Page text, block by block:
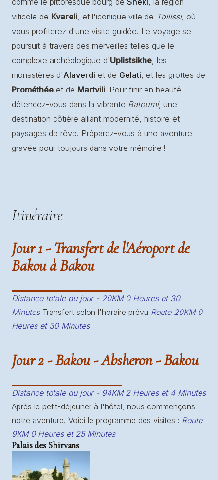
comme le pittoresque bourg de Sheki, la région
viticole de Kvareli, et l'iconique ville de Tbilissi, où
vous profiterez d'une visite guidée. Le voyage se
poursuit à travers des merveilles telles que le
complexe archéologique d'Uplistsikhe, les
monastères d'Alaverdi et de Gelati, et les grottes de
Prométhée et de Martvili. Pour finir en beauté,
détendez-vous dans la vibrante Batoumi, une
destination côtière alliant modernité, histoire et
paysages de rêve. Préparez-vous à une aventure
gravée pour toujours dans votre mémoire !
Itinéraire
Jour 1 - Transfert de l'Aéroport de
Bakou à Bakou
Distance totale du jour - 20KM 0 Heures et 30
MinutesTransfert selon l'horaire prévu Route 20KM 0
Heures et 30 Minutes
Jour 2 - Bakou - Absheron - Bakou
Distance totale du jour - 94KM 2 Heures et 4 Minutes
Après le petit-déjeuner à l'hôtel, nous commençons
notre aventure. Voici le programme des visites : Route
9KM 0 Heures et 25 Minutes
Palais des Shirvans